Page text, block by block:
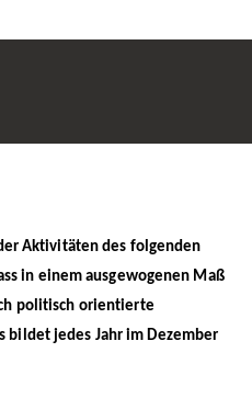
Aktivitäten des folgenden
in einem ausgewogenen Maß
politisch orientierte
bildet jedes Jahr im Dezember